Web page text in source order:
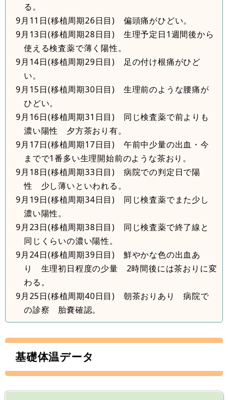
る。
9月11日(移植周期26日目) 偏頭痛がひどい。
9月13日(移植周期28日目) 生理予定日1週間後から
使える検査薬で薄く陽性。
9月14日(移植周期29日目) 足の付け根痛がひど
い。
9月15日(移植周期30日目) 生理前のような腰痛が
ひどい。
9月16日(移植周期31日目) 同じ検査薬で前よりも
濃い陽性 夕方茶おり有。
9月17日(移植周期17日目) 午前中少量の出血・今
までで1番多い生理開始前のような茶おり。
9月18日(移植周期33日目) 病院での判定日で陽
性 少し薄いといわれる。
9月19日(移植周期34日目) 同じ検査薬でまた少し
濃い陽性。
9月23日(移植周期38日目) 同じ検査薬で終了線と
同じくらいの濃い陽性。
9月24日(移植周期39日目) 鮮やかな色の出血あ
り 生理初日程度の少量 2時間後には茶おりに変
わる。
9月25日(移植周期40日目) 朝茶おりあり 病院で
の診察 胎嚢確認。
基礎体温データ